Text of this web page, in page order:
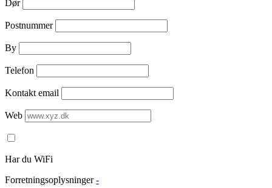
Dør
Postnummer
By
Telefon
Kontakt email
Web
Har du WiFi
Forretningsoplysninger -